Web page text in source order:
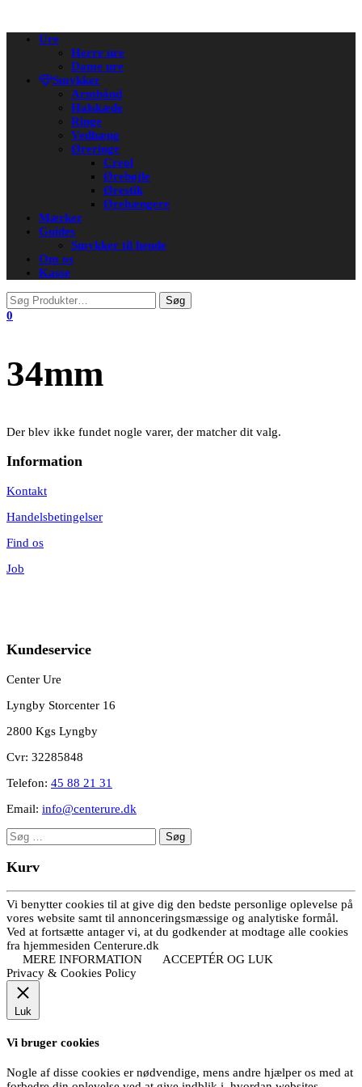
navigation
Ure
Herre ure
Dame ure
Smykker
Armbånd
Halskæde
Ringe
Vedhæng
Øreringe
Creol
Ørebøjle
Ørestik
Ørehængere
Mærker
Guides
Smykker til hende
Om os
Kasse
0
34mm
Der blev ikke fundet nogle varer, der matcher dit valg.
Information
Kontakt
Handelsbetingelser
Find os
Job
Kundeservice
Center Ure
Lyngby Storcenter 16
2800 Kgs Lyngby
Cvr: 32285848
Telefon: 45 88 21 31
Email: info@centerure.dk
Søg
efter:
Kurv
Vi benytter cookies til at give dig den bedste personlige oplevelse på
vores website samt til annonceringsmæssige og analytiske formål.
Ved at fortsætte antager vi, at du godkender at modtage alle cookies
fra hjemmesiden Centerure.dk
MERE INFORMATION
ACCEPTÉR OG LUK
Privacy & Cookies Policy
Luk
Vi bruger cookies
Nogle af disse cookies er nødvendige, mens andre hjælper os med at